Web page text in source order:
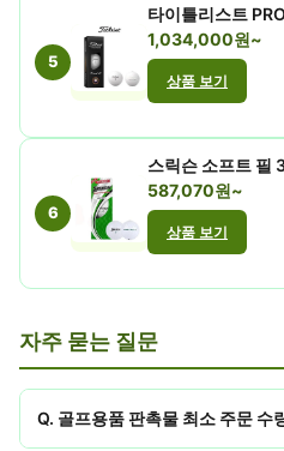
5
타이틀리스트
1,034,000원~
상품 보기
6
스릭슨 소프트 필
587,070원~
상품 보기
자주 묻는 질문
Q. 골프용품 판촉물 최소 주문 수